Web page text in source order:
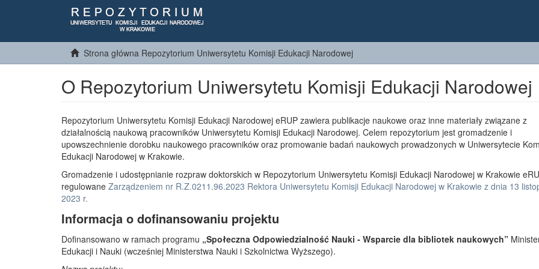
Strona główna Repozytorium Uniwersytetu Komisji Edukacji Narodowej
O Repozytorium Uniwersytetu Komisji Edukacji Narodowej
Repozytorium Uniwersytetu Komisji Edukacji Narodowej eRUP zawiera publikacje naukowe oraz inne materiały związane z
działalnością naukową pracowników Uniwersytetu Komisji Edukacji Narodowej. Celem repozytorium jest gromadzenie i
upowszechnienie dorobku naukowego pracowników oraz promowanie badań naukowych prowadzonych w Uniwersytecie
Edukacji Narodowej w Krakowie.
Gromadzenie i udostępnianie rozpraw doktorskich w Repozytorium Uniwersytetu Komisji Edukacji Narodowej w Krakowie
regulowane Zarządzeniem nr R.Z.0211.96.2023 Rektora Uniwersytetu Komisji Edukacji Narodowej w Krakowie z dnia 13
2023 r.
Informacja o dofinansowaniu projektu
Dofinansowano w ramach programu „Społeczna Odpowiedzialność Nauki - Wsparcie dla bibliotek naukowych”
Edukacji i Nauki (wcześniej Ministerstwa Nauki i Szkolnictwa Wyższego).